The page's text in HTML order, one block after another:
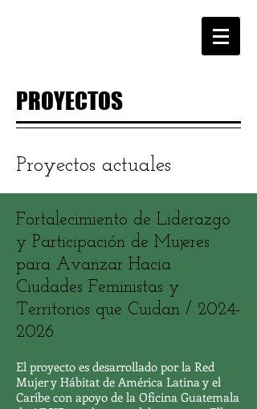
PROYECTOS
Proyectos actuales
Fortalecimiento de Liderazgo
y Participación de Mujeres
para Avanzar Hacia
Ciudades Feministas y
Territorios que Cuidan / 2024-
2026
El proyecto es desarrollado por la Red
Mujer y Hábitat de América Latina y el
Caribe con apoyo de la Oficina Guatemala